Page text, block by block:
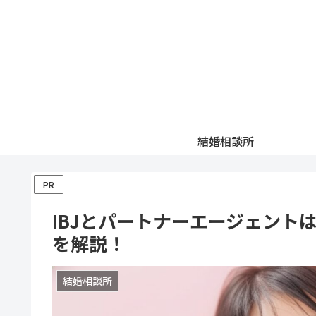
結婚相談所
PR
IBJとパートナーエージェント
を解説！
結婚相談所